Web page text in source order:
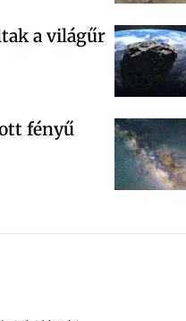
a világűr
fényű